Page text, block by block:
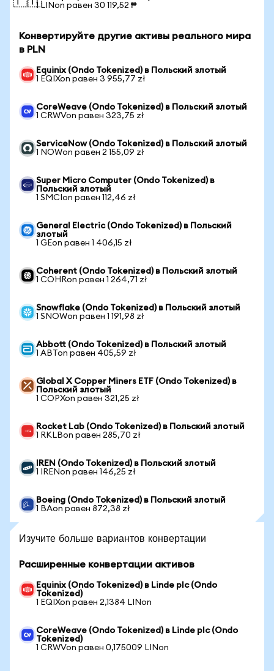
1 LINon равен 30 119,52 ₱
Конвертируйте другие активы реального мира
в PLN
Equinix (Ondo Tokenized) в Польский злотый
1 EQIXon равен 3 955,77 zł
CoreWeave (Ondo Tokenized) в Польский злотый
1 CRWVon равен 323,75 zł
ServiceNow (Ondo Tokenized) в Польский злотый
1 NOWon равен 2 155,09 zł
Super Micro Computer (Ondo Tokenized) в
Польский злотый
1 SMCIon равен 112,46 zł
General Electric (Ondo Tokenized) в Польский
злотый
1 GEon равен 1 406,15 zł
Coherent (Ondo Tokenized) в Польский злотый
1 COHRon равен 1 264,71 zł
Snowflake (Ondo Tokenized) в Польский злотый
1 SNOWon равен 1 191,98 zł
Abbott (Ondo Tokenized) в Польский злотый
1 ABTon равен 405,59 zł
Global X Copper Miners ETF (Ondo Tokenized) в
Польский злотый
1 COPXon равен 321,25 zł
Rocket Lab (Ondo Tokenized) в Польский злотый
1 RKLBon равен 285,70 zł
IREN (Ondo Tokenized) в Польский злотый
1 IRENon равен 146,25 zł
Boeing (Ondo Tokenized) в Польский злотый
1 BAon равен 872,38 zł
Изучите больше вариантов конвертации
Расширенные конвертации активов
Equinix (Ondo Tokenized) в Linde plc (Ondo
Tokenized)
1 EQIXon равен 2,1384 LINon
CoreWeave (Ondo Tokenized) в Linde plc (Ondo
Tokenized)
1 CRWVon равен 0,175009 LINon